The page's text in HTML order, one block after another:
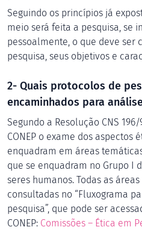
Seguindo os princípios já
meio será feita a pesquisa, se
pessoalmente, o que deve ser
pesquisa, seus objetivos e
2- Quais protocolos de
encaminhados para análise
Segundo a Resolução CNS
CONEP o exame dos aspectos
enquadram em áreas
que se enquadram no Grupo I
seres humanos. Todas as
consultadas no “Fluxograma
pesquisa”, que pode ser
CONEP: Comissões – Ética em